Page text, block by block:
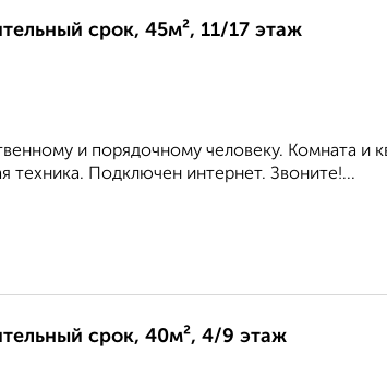
срок, 45м², 11/17 этаж
и порядочному человеку. Комната и
техника. Подключен интернет. Звоните!...
срок, 40м², 4/9 этаж